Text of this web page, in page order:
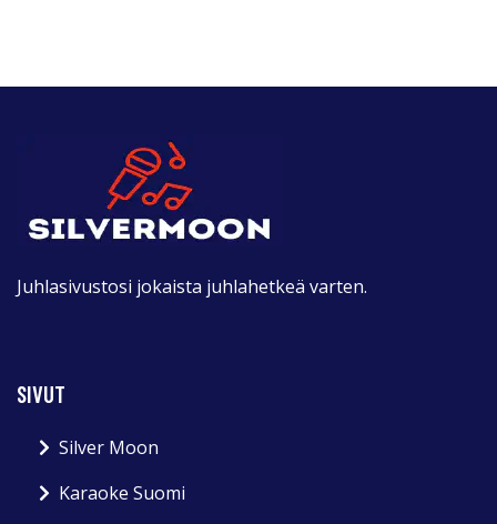
Juhlasivustosi jokaista juhlahetkeä varten.
SIVUT
Silver Moon
Karaoke Suomi